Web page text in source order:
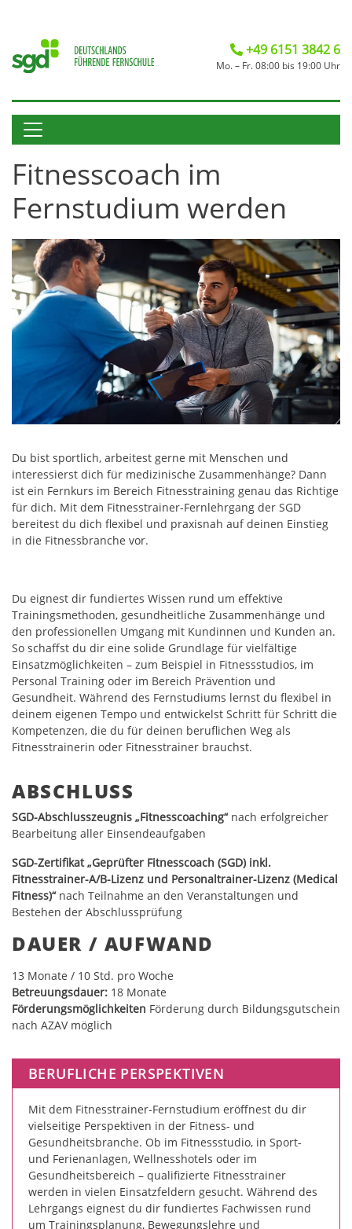
+49 6151 3842 6
Mo. – Fr. 08:00 bis 19:00 Uhr
Fitnesscoach im
Fernstudium werden
Du bist sportlich, arbeitest gerne mit Menschen und
interessierst dich für medizinische Zusammenhänge? Dann
ist ein Fernkurs im Bereich Fitnesstraining genau das Richtige
für dich. Mit dem Fitnesstrainer-Fernlehrgang der SGD
bereitest du dich flexibel und praxisnah auf deinen Einstieg
in die Fitnessbranche vor.
Du eignest dir fundiertes Wissen rund um effektive
Trainingsmethoden, gesundheitliche Zusammenhänge und
den professionellen Umgang mit Kundinnen und Kunden an.
So schaffst du dir eine solide Grundlage für vielfältige
Einsatzmöglichkeiten – zum Beispiel in Fitnessstudios, im
Personal Training oder im Bereich Prävention und
Gesundheit. Während des Fernstudiums lernst du flexibel in
deinem eigenen Tempo und entwickelst Schritt für Schritt die
Kompetenzen, die du für deinen beruflichen Weg als
Fitnesstrainerin oder Fitnesstrainer brauchst.
ABSCHLUSS
SGD-Abschlusszeugnis „Fitnesscoaching“nach erfolgreicher
Bearbeitung aller Einsendeaufgaben
SGD-Zertifikat „Geprüfter Fitnesscoach (SGD) inkl.
Fitnesstrainer-A/B-Lizenz und Personaltrainer-Lizenz (Medical
Fitness)“ nach Teilnahme an den Veranstaltungen und
Bestehen der Abschlussprüfung
DAUER / AUFWAND
13 Monate / 10 Std. pro Woche
Betreuungsdauer: 18 Monate
Förderungsmöglichkeiten Förderung durch Bildungsgutschein
nach AZAV möglich
BERUFLICHE PERSPEKTIVEN
Mit dem Fitnesstrainer-Fernstudium eröffnest du dir
vielseitige Perspektiven in der Fitness- und
Gesundheitsbranche. Ob im Fitnessstudio, in Sport-
und Ferienanlagen, Wellnesshotels oder im
Gesundheitsbereich – qualifizierte Fitnesstrainer
werden in vielen Einsatzfeldern gesucht. Während des
Lehrgangs eignest du dir fundiertes Fachwissen rund
um Trainingsplanung, Bewegungslehre und